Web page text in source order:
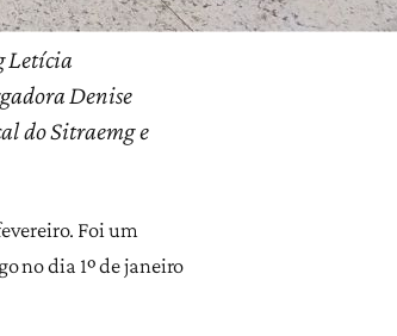
Letícia
Denise
do Sitraemg e
Foi um
no dia 1º de janeiro